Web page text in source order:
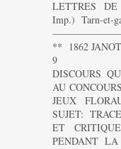
LETTRES DE
Imp.) Tarn-et-
** 1862
9
DISCOURS
AU
JEUX
SUJET:
ET
PENDANT